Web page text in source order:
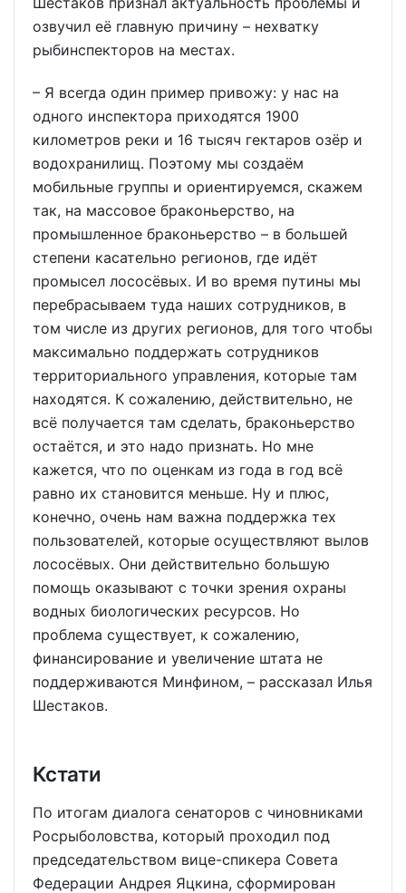
озвучил её главную причину – нехватку
рыбинспекторов на местах.
– Я всегда один пример привожу: у нас на
одного инспектора приходятся 1900
километров реки и 16 тысяч гектаров озёр и
водохранилищ. Поэтому мы создаём
мобильные группы и ориентируемся, скажем
так, на массовое браконьерство, на
промышленное браконьерство – в большей
степени касательно регионов, где идёт
промысел лососёвых. И во время путины мы
перебрасываем туда наших сотрудников, в
том числе из других регионов, для того чтобы
максимально поддержать сотрудников
территориального управления, которые там
находятся. К сожалению, действительно, не
всё получается там сделать, браконьерство
остаётся, и это надо признать. Но мне
кажется, что по оценкам из года в год всё
равно их становится меньше. Ну и плюс,
конечно, очень нам важна поддержка тех
пользователей, которые осуществляют вылов
лососёвых. Они действительно большую
помощь оказывают с точки зрения охраны
водных биологических ресурсов. Но
проблема существует, к сожалению,
финансирование и увеличение штата не
поддерживаются Минфином, – рассказал Илья
Шестаков.
Кстати
По итогам диалога сенаторов с чиновниками
Росрыболовства, который проходил под
председательством вице-спикера Совета
Федерации Андрея Яцкина, сформирован